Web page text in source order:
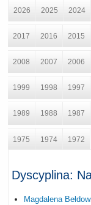
2026 2025 2024
2017 2016 2015
2008 2007 2006
1999 1998 1997
1989 1988 1987
1975 1974 1972
Dyscyplina:
Magdalena